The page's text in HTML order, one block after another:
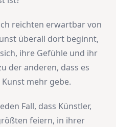
reichten erwartbar von
überall dort beginnt,
ihre Gefühle und ihr
der anderen, dass es
mehr gebe.
Fall, dass Künstler,
feiern, in ihrer